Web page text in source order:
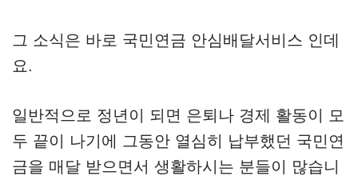
그 소식은 바로 국민연금 안심배달서비스 인데
요.
일반적으로 정년이 되면 은퇴나 경제 활동이 모
두 끝이 나기에 그동안 열심히 납부했던 국민연
금을 매달 받으면서 생활하시는 분들이 많습니